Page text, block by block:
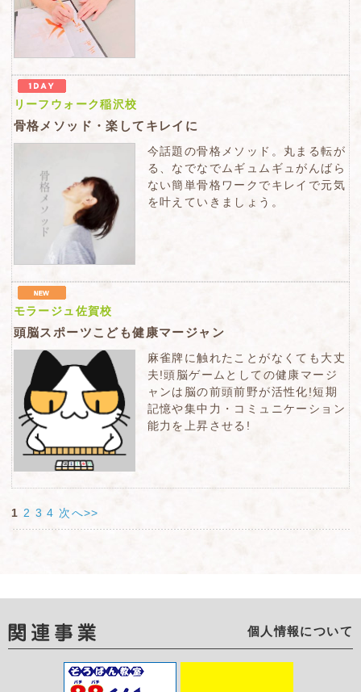
リーフウォーク稲沢校
骨格メソッド・楽してキレイに
今話題の骨格メソッド。丸まる転が
る、なでなでムギュムギュがんばら
ない簡単骨格ワークでキレイで元気
を叶えていきましょう。
モラージュ佐賀校
頭脳スポーツこども健康マージャン
麻雀牌に触れたことがなくても大丈
夫!頭脳ゲームとしての健康マージ
ャンは脳の前頭前野が活性化!短期
記憶や集中力・コミュニケーション
能力を上昇させる!
1 2 3 4 次へ>>
個人情報について